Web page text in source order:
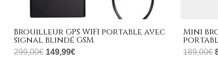
Brouilleur GPS WIFI portable avec
signal blindé GSM
299,00€ 149,99€
Mini
portable
189,00€